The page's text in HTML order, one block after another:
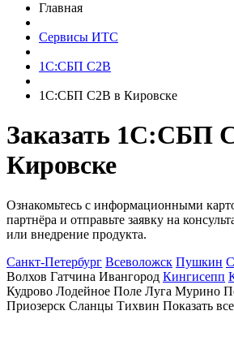
Главная
Сервисы ИТС
1С:СБП C2B
1С:СБП C2B в Кировске
Заказать 1С:СБП
Кировске
Ознакомьтесь с информационными
партнёра и отправьте заявку на
или внедрение продукта.
Санкт-Петербург Всеволожск Пушкин
Волхов Гатчина Ивангород Кингисепп
Кудрово Лодейное Поле Луга Мурино
Приозерск Сланцы Тихвин Показать